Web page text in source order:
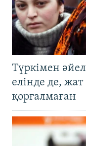
Түркімен
елінде де,
қорғалмаған